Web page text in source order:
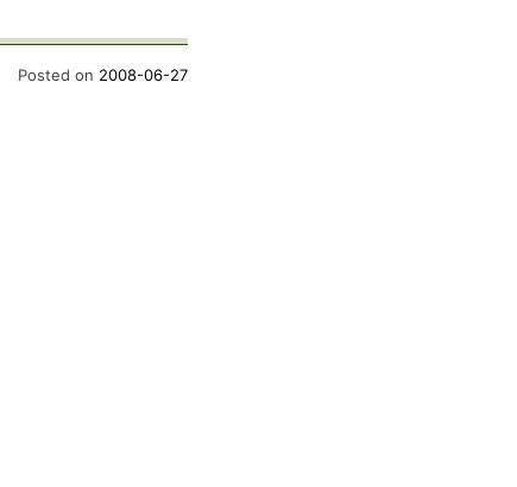
Posted on 2008-06-27